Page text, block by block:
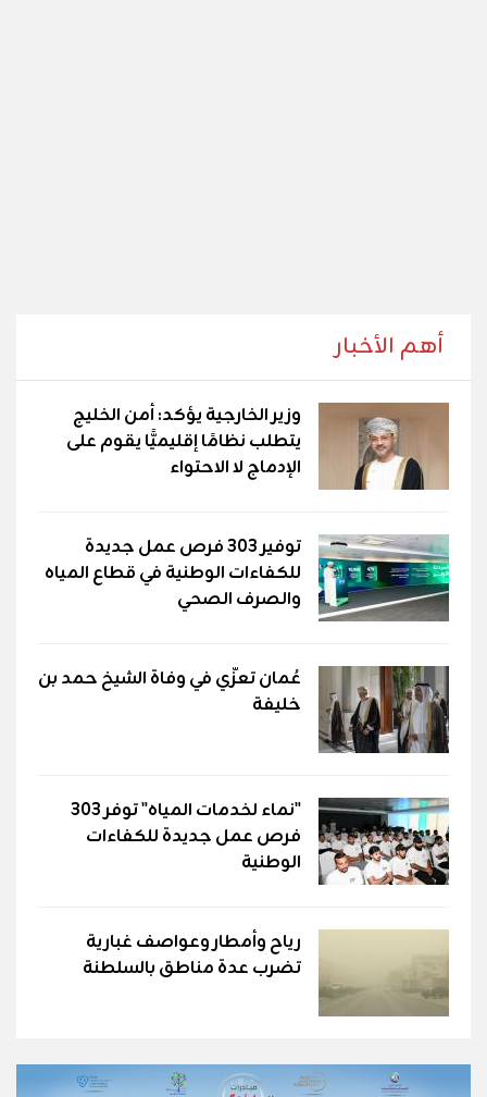
أهم الأخبار
وزير الخارجية يؤكد: أمن الخليج
يتطلب نظامًا إقليميًّا يقوم على
الإدماج لا الاحتواء
توفير 303 فرص عمل جديدة
للكفاءات الوطنية في قطاع المياه
والصرف الصحي
عُمان تعزّي في وفاة الشيخ حمد بن
خليفة
"نماء لخدمات المياه" توفر 303
فرص عمل جديدة للكفاءات
الوطنية
رياح وأمطار وعواصف غبارية
تضرب عدة مناطق بالسلطنة